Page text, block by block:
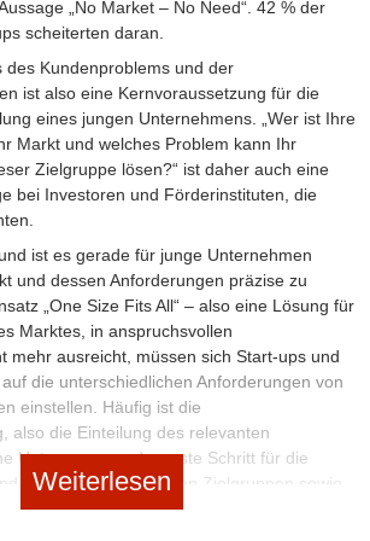
der IHK oder HWK, daher entfallen die
ansprechenden Internetauftritt erstellen
wohl etwas Geld investieren, eine
ansprechendem und professionellen
ist, wird Ihnen jedoch auf
nützen, da Sie damit mehr Kund/innen
Struktur an Ihre Aufträge heran und
Pflicht, denn die Konkurrenz ist groß und
Übersetzer/innen nebenbei erledigen
Preiskalkulation gern vernachlässigt.
selbstständige Übersetzer/innen
„No Market – No Need“. 42 % der
scheiterten daran.
des Kundenproblems und der
ist also eine Kernvoraussetzung für die
eines jungen Unternehmens. „Wer ist Ihre
Markt und welches Problem kann Ihr
Zielgruppe lösen?“ ist daher auch eine
bei Investoren und Förderinstituten, die
ist es gerade für junge Unternehmen
und dessen Anforderungen präzise zu
„One Size Fits All“ – also eine Lösung für
Marktes, in anspruchsvollen
mehr ausreicht, müssen sich Start-ups und
die unterschiedlichen Anforderungen von
einstellen. Häufig ist die
also die Einteilung des relevanten
Untergruppen, der erste Schritt für die
Analyse der relevanten Zielgruppen sowie
Weiterlesen